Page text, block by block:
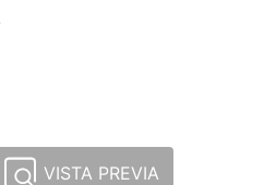
VISTA PREVIA